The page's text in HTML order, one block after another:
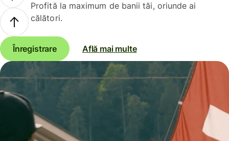
Profită la maximum de banii tăi, oriunde ai
călători.
Înregistrare Află mai multe